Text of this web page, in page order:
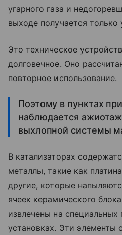
угарного газа и
выходе получается только
Это техническое
долговечное. Оно
повторное использование.
Поэтому в пунктах
наблюдается
выхлопной системы
В катализаторах
металлы, такие как
другие, которые
ячеек керамического
извлечены на
установках. Эти элементы